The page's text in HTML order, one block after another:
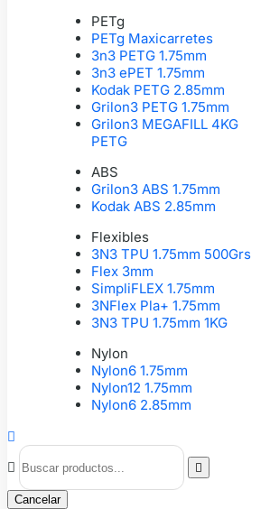
PETg
PETg Maxicarretes
3n3 PETG 1.75mm
3n3 ePET 1.75mm
Kodak PETG 2.85mm
Grilon3 PETG 1.75mm
Grilon3 MEGAFILL 4KG
PETG
ABS
Grilon3 ABS 1.75mm
Kodak ABS 2.85mm
Flexibles
3N3 TPU 1.75mm 500Grs
Flex 3mm
SimpliFLEX 1.75mm
3NFlex Pla+ 1.75mm
3N3 TPU 1.75mm 1KG
Nylon
Nylon6 1.75mm
Nylon12 1.75mm
Nylon6 2.85mm



Cancelar